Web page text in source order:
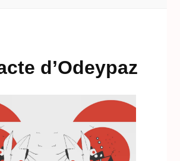
d’Odeypaz